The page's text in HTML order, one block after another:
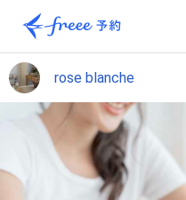
rose blanche